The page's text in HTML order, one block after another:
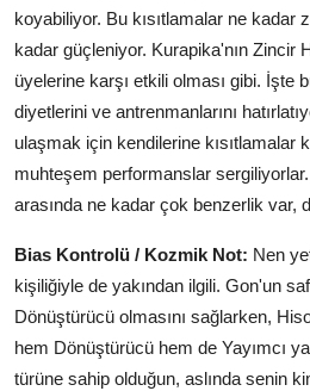
koyabiliyor. Bu kısıtlamalar ne kadar
kadar güçleniyor. Kurapika'nın Zincir
üyelerine karşı etkili olması gibi. İşte
diyetlerini ve antrenmanlarını
ulaşmak için kendilerine kısıtlamalar
muhteşem performanslar
arasında ne kadar çok benzerlik var,
Bias Kontrolü / Kozmik Not: Nen
kişiliğiyle de yakından ilgili. Gon'un
Dönüştürücü olmasını sağlarken,
hem Dönüştürücü hem de Yayımcı
türüne sahip olduğun, aslında senin